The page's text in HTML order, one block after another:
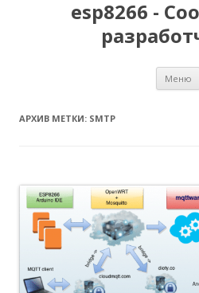
esp8266 -
Меню
АРХИВ МЕТКИ: SMTP